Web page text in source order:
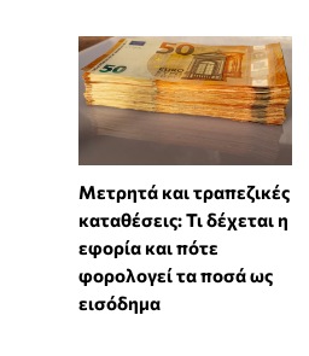
Μετρητά και τραπεζικές
καταθέσεις: Τι δέχεται η
εφορία και πότε
φορολογεί τα ποσά ως
εισόδημα